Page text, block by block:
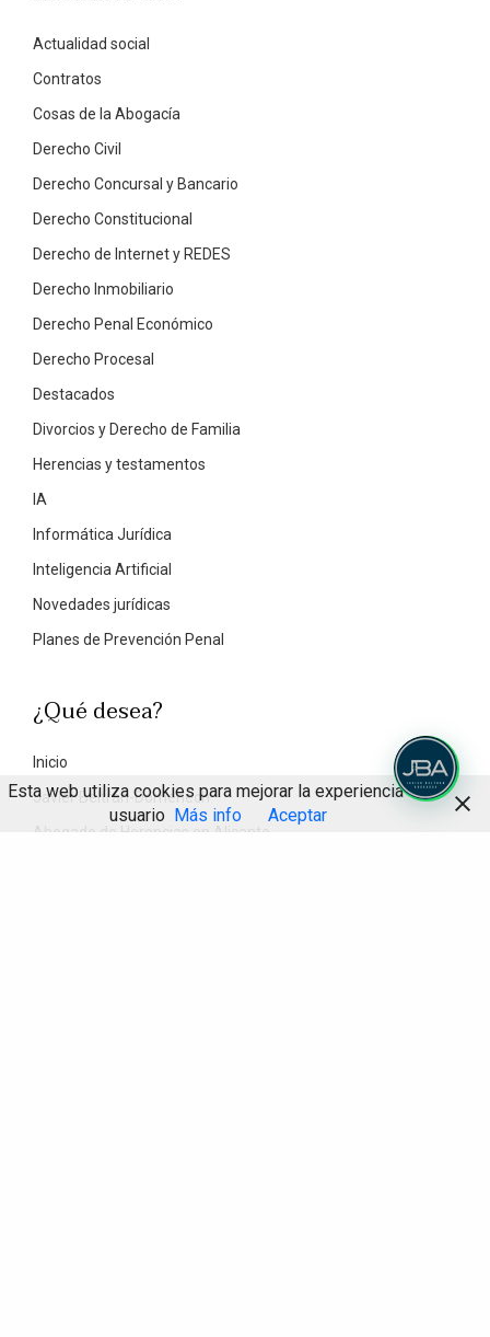
Actualidad social
Contratos
Cosas de la Abogacía
Derecho Civil
Derecho Concursal y Bancario
Derecho Constitucional
Derecho de Internet y REDES
Derecho Inmobiliario
Derecho Penal Económico
Derecho Procesal
Destacados
Divorcios y Derecho de Familia
Herencias y testamentos
IA
Informática Jurídica
Inteligencia Artificial
Novedades jurídicas
Planes de Prevención Penal
¿Qué desea?
Inicio
Javier Beltrán-Domenech
Abogado de Herencias en Alicante
Esta web utiliza cookies para mejorar la experiencia de
usuario Más info Aceptar